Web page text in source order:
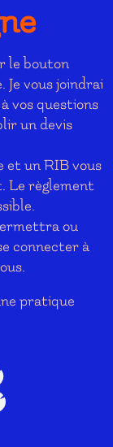
le bouton
vous joindrai
vos questions
un devis
et un RIB vous
Le règlement
ou
connecter à
pratique